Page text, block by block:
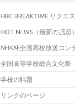
HBC BREAKTIME リクエ
HOT NEWS（最新の話題）
NHK杯全国高校放送コン
全国高等学校総合文化祭
学校の話題
リンクのページ